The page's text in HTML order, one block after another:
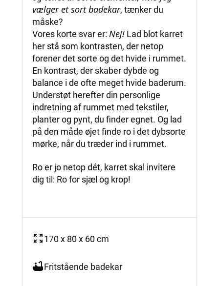
vælger et sort badekar, tænker du
måske?
Vores korte svar er: Nej!Lad blot karret
her stå som kontrasten, der netop
forener det sorte og det hvide i rummet.
En kontrast, der skaber dybde og
balance i de ofte meget hvide baderum.
Understøt herefter din personlige
indretning af rummet med tekstiler,
planter og pynt, du finder egnet. Og lad
på den måde øjet finde ro i det dybsorte
mørke, når du træder ind i rummet.
Ro er jo netop dét, karret skal invitere
dig til: Ro for sjæl og krop!
170 x 80 x 60 cm
Fritstående badekar